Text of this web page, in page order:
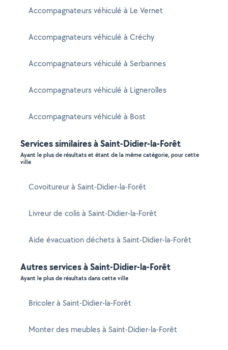
Accompagnateurs véhiculé à Le Vernet
Accompagnateurs véhiculé à Créchy
Accompagnateurs véhiculé à Serbannes
Accompagnateurs véhiculé à Lignerolles
Accompagnateurs véhiculé à Bost
Services similaires à Saint-Didier-la-Forêt
Ayant le plus de résultats et étant de la même catégorie, pour cette
ville
Covoitureur à Saint-Didier-la-Forêt
Livreur de colis à Saint-Didier-la-Forêt
Aide évacuation déchets à Saint-Didier-la-Forêt
Autres services à Saint-Didier-la-Forêt
Ayant le plus de résultats dans cette ville
Bricoler à Saint-Didier-la-Forêt
Monter des meubles à Saint-Didier-la-Forêt